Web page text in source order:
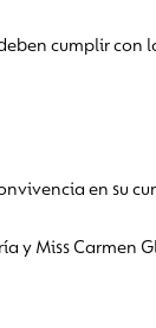
cumplir con
en su
y Miss Carmen